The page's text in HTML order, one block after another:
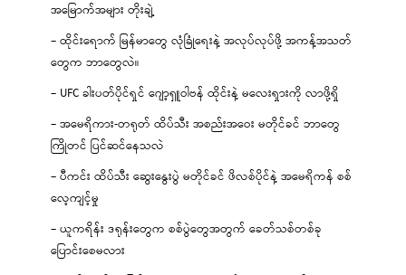
အမြောက်အများ တိုးချဲ့
– ထိုင်းရောက် မြန်မာတွေ လုံခြုံရေးနဲ့ အလုပ်လုပ်ဖို့ အကန့်အသတ်
တွေက ဘာတွေလဲ။
– UFC ခါးပတ်ပိုင်ရှင် ဂျော့ရှူဝါဗန် ထိုင်းနဲ့ မလေးရှားကို လာဖို့ရှိ
– အမေရိကား-တရုတ် ထိပ်သီး အစည်းအဝေး မတိုင်ခင် ဘာတွေ
ကြိုတင် ပြင်ဆင်နေသလဲ
– ပီကင်း ထိပ်သီး ဆွေးနွေးပွဲ မတိုင်ခင် ဖိလစ်ပိုင်နဲ့ အမေရိကန် စစ်
လေ့ကျင့်မှု
– ယူကရိန်း ဒရုန်းတွေက စစ်ပွဲတွေအတွက် ခေတ်သစ်တစ်ခု
ပြောင်းစေမလား